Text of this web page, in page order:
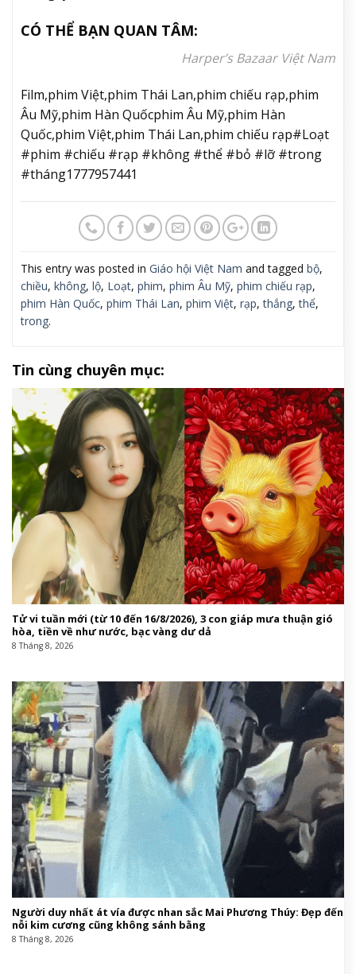
lưu vĩ đại quyết định số phận của trái đất, bắt đầu!
Diễn viên: Wasabi Mizuta, Megumi Oohara, Yumi
Kakazu, Subaru Kimura, Tomokazu Seki,…
Ngày khởi chiếu: 22/05/2026
Khách (Passenger)
Phim kinh dị chiếu rạp tháng 5/2026. Ảnh: CGV
Chỉ vài tuần sau khi bắt đầu hành trình sống trên xe
van, một cặp đôi trẻ chứng kiến một vụ tai nạn kinh
hoàng khiến người lái xe thiệt mạng. Từ đó, họ bị
một thực thể ác quỷ truy đuổi – một kẻ săn đuổi
không thể thoát khỏi, bám theo họ đến bất cứ nơi
nào họ đi.
Đạo diễn: André Øvredal
Diễn viên: Jacob Scipio, Lou Llobell, Melissa Leo,
Joseph Lopez…
Ngày khởi chiếu: 29/05/2026
CÓ THỂ BẠN QUAN TÂM:
Harper’s Bazaar Việt Nam
Âu Mỹ,phim Hàn Quốcphim Âu Mỹ,phim Hàn
Quốc,phim Việt,phim Thái Lan,phim chiếu rạp#Loạt
#phim #chiếu #rạp #không #thể #bỏ #lỡ #trong
#tháng1777957441
This entry was posted in Giáo hội Việt Namand taggedbộ
chiều,không, lộ , Loạt phim, phim Âu Mỹ, phim chiếu rạp,
phim Hàn Quốc, phim Thái Lan, phim Việt,
trong.
Tin cùng chuyên mục: